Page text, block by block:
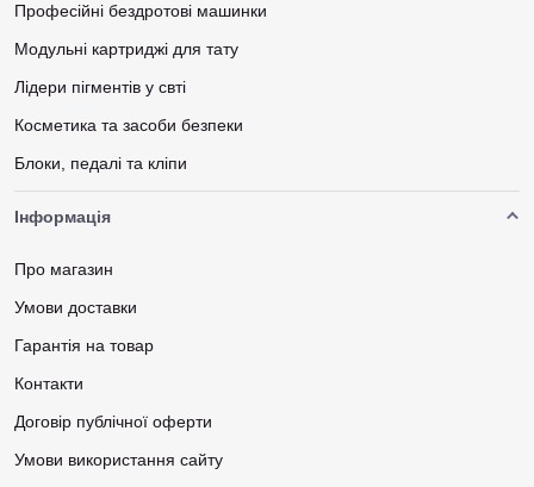
Професійні бездротові машинки
Модульні картриджі для тату
Лідери пігментів у свті
Косметика та засоби безпеки
Блоки, педалі та кліпи
Інформація
Про магазин
Умови доставки
Гарантія на товар
Контакти
Договір публічної оферти
Умови використання сайту